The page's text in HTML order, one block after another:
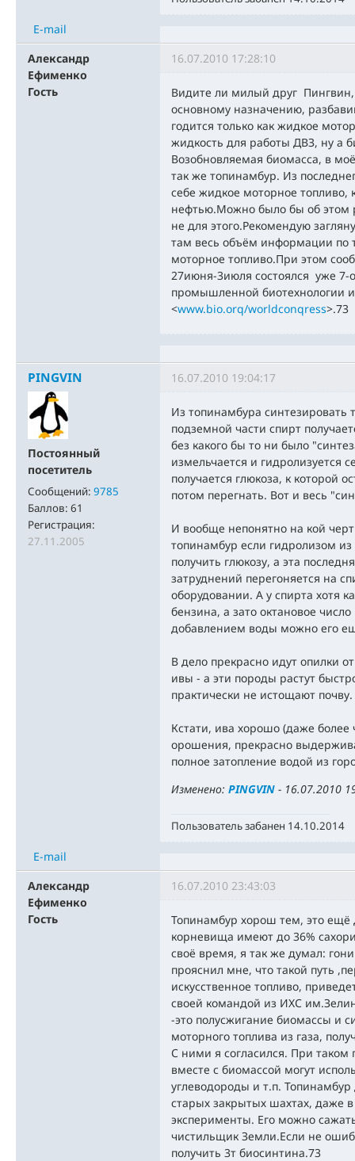
E-mail
Александр
Ефименко
Гость
16.07.2010 17:28:10
Видите ли милый друг
основному назначению,
годится только как жидкое
жидкость для работы ДВЗ, ну а
Возобновляемая биомасса, в
так же топинамбур. Из
себе жидкое моторное топливо,
нефтью.Можно было бы об этом
не для этого.Рекомендую
там весь объём информации по
моторное топливо.При этом
27июня-3июля состоялся уже 7-
промышленной биотехнологии
<www.bio.orq/worldconqress>.73
PINGVIN
Постоянный
посетитель
Сообщений: 9785
Баллов: 61
Регистрация:
27.11.2005
16.07.2010 19:04:17
Из топинамбура
подземной части спирт
без какого бы то ни было
измельчается и гидролизуется
получается глюкоза, к которой
потом перегнать. Вот и весь
И вообще непонятно на кой
топинамбур если гидролизом
получить глюкозу, а эта
затруднений перегоняется на
оборудовании. А у спирта хотя
бензина, а зато октановое
добавлением воды можно его
В дело прекрасно идут опилки
ивы - а эти породы растут
практически не истощают почву.
Кстати, ива хорошо (даже
орошения, прекрасно
полное затопление водой из
Изменено: PINGVIN - 16.07.2010
Пользователь забанен 14.10.2014
E-mail
Александр
Ефименко
Гость
16.07.2010 23:43:03
Топинамбур хорош тем, это
корневища имеют до 36%
своё время, я так же думал:
прояснил мне, что такой путь
искусственное топливо,
своей командой из ИХС
-это полусжигание биомассы и
моторного топлива из газа,
С ними я согласился. При таком
вместе с биомассой могут
углеводороды и т.п.
старых закрытых шахтах, даже
эксперименты. Его можно
чистильщик Земли.Если не
получить 3т биосинтина.73